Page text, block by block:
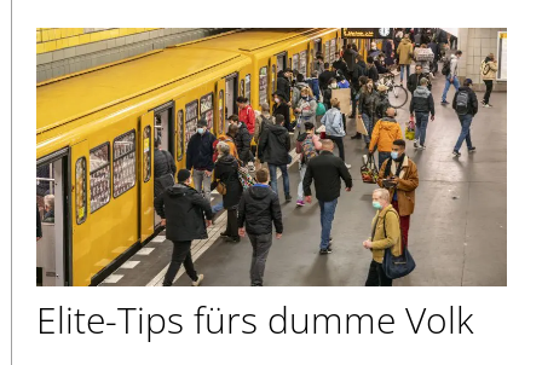
Elite-Tips fürs dumme Volk